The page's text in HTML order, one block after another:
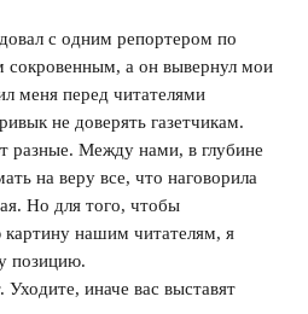
с одним репортером по
а он вывернул мои
меня перед читателями
не доверять газетчикам.
разные. Между нами, в глубине
на веру все, что наговорила
Но для того, чтобы
картину нашим читателям, я
позицию.
Уходите, иначе вас выставят